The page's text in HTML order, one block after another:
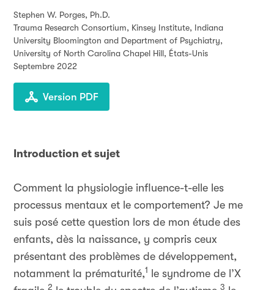
Stephen W. Porges, Ph.D.
Trauma Research Consortium, Kinsey Institute, Indiana
University Bloomington and Department of Psychiatry,
University of North Carolina Chapel Hill, États-Unis
Septembre 2022
Version PDF
Introduction et sujet
Comment la physiologie influence-t-elle les
processus mentaux et le comportement? Je me
suis posé cette question lors de mon étude des
enfants, dès la naissance, y compris ceux
présentant des problèmes de développement,
notamment la prématurité,1
le syndrome de l’X
2 3